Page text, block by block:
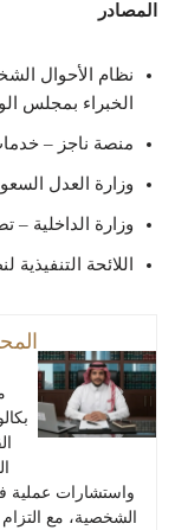
المصادر
الخبراء بمجلس
منصة ناجز –
وزارة العدل
وزارة الداخلية –
اللائحة
واستشارات عملية في
الشخصية، مع